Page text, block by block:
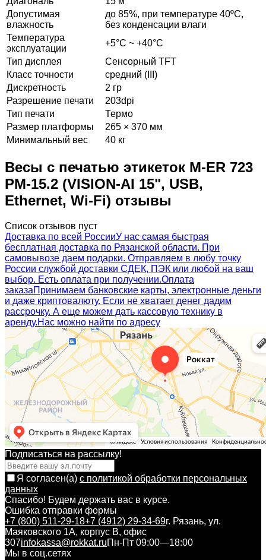
Допустимая
влажность
до 85%, при температуре 40ºС,
без конденсации влаги
Температура
эксплуатации
+5°С ~ +40°С
Тип дисплея
Сенсорный TFT
Класс точности
средний (III)
Дискретность
2 гр
Разрешение печати
203dpi
Тип печати
Термо
Размер платформы
265 × 370 мм
Минимальный вес
40 кг
Весы с печатью этикеток M-ER 723
PM-15.2 (VISION-AI 15", USB,
Ethernet, Wi-Fi) отзывы
Список отзывов пуст
Доставка по всей РоссииУ нас самая быстрая
бесплатная доставка по Рязанской области. При
самовывозе даем подарки. Отправляем в любу точку
России службой доставки СДЕК, ПЭК или любой на ваш
выбор. Есть оплата при получении.Оплата
заказаПринимаем банковские карты, электронные деньги
и даже криптовалюту. Если не хватает денег дадим
рассрочку. А еще можем дать кассовую технику в
аренду.Нас можно найти по адресу
Подписаться на рассылкy!
Я согласен(a) с политикой обработки персональных
данных
Спасибо! Будем держать вас в курсе.
Ошибка отправки формы
+7 (800) 511-29-18+7 (4912) 29-34-69г. Рязань, ул.
Маяковского 1А, корпус B, офис
307infokassa@rokkat.ruПн-Пт 09:00—18:00
Мы в соц.сетях